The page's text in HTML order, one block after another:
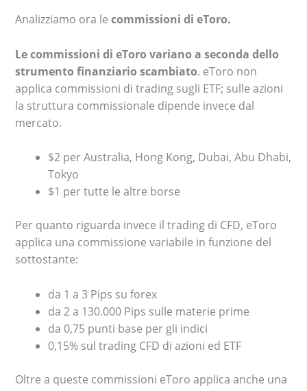
Analizziamo ora lecommissioni di eToro.
Le commissioni di eToro variano a seconda dello
strumento finanziario scambiato. eToro non
applica commissioni di trading sugli ETF; sulle azioni
la struttura commissionale dipende invece dal
mercato.
$2 per Australia, Hong Kong, Dubai, Abu Dhabi,
Tokyo
$1 per tutte le altre borse
Per quanto riguarda invece il trading di CFD, eToro
applica una commissione variabile in funzione del
sottostante:
da 1 a 3 Pips su forex
da 2 a 130.000 Pips sulle materie prime
da 0,75 punti base per gli indici
0,15% sul trading CFD di azioni ed ETF
Oltre a queste commissioni eToro applica anche una